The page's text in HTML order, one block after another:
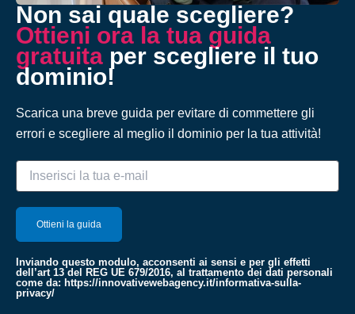
Non sai quale scegliere?
Ottieni ora la tua guida
gratuita per scegliere il tuo
dominio!
Scarica una breve guida per evitare di commettere gli
errori e scegliere al meglio il dominio per la tua attività!
Inviando questo modulo, acconsenti ai sensi e per gli effetti
dell’art 13 del REG UE 679/2016, al trattamento dei dati personali
come da: https://innovativewebagency.it/informativa-sulla-
privacy/